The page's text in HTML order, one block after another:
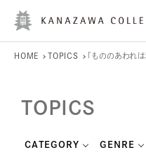
HOME TOPICS 「もののあわれ
TOPICS
CATEGORY GENRE